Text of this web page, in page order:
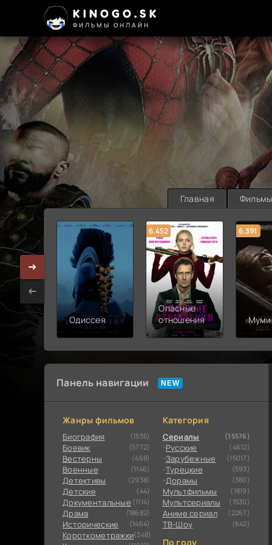
KINOGO.SK
ФИЛЬМЫ ОНЛАЙН
Главная Фильмы
Одиссея
6.452
Опасные
отношения
6.391
Панель навигации
Жанры фильмов
Биография (1535)
Боевик (5772)
Вестерны (468)
Военные (1146)
Детективы (2938)
Детские (44)
Документальные (1114)
Драма (18682)
Исторические (1464)
Короткометражки(348)
Категория
Сериалы (15576)
Русские (4612)
Зарубежные (15017)
Турецкие (593)
Дорамы (380)
Мультфильмы (1819)
Мультсериалы (1530)
Аниме сериал (2267)
ТВ-Шоу (642)
По году